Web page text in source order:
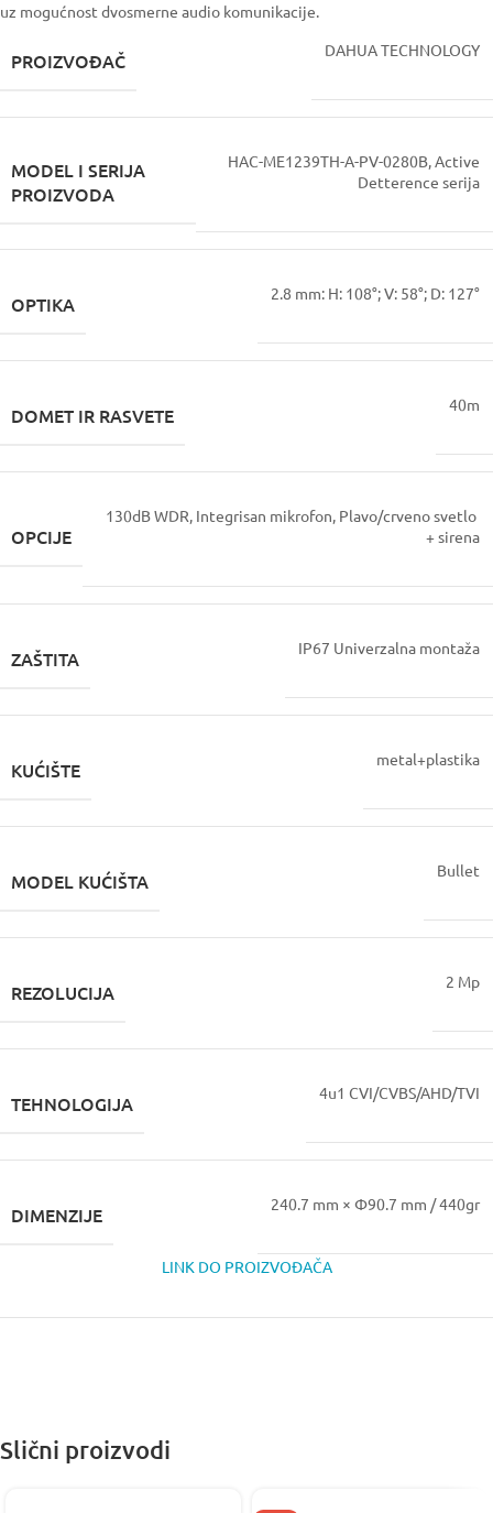
uz mogućnost dvosmerne audio komunikacije.
PROIZVOĐAČ DAHUA TECHNOLOGY
MODEL I SERIJA
PROIZVODA
HAC-ME1239TH-A-PV-0280B, Active
Detterence serija
OPTIKA 2.8 mm: H: 108°; V: 58°; D: 127°
DOMET IR RASVETE 40m
OPCIJE
130dB WDR, Integrisan mikrofon, Plavo/crveno svetlo
+ sirena
ZAŠTITA IP67 Univerzalna montaža
KUĆIŠTE metal+plastika
MODEL KUĆIŠTA Bullet
REZOLUCIJA 2 Mp
TEHNOLOGIJA 4u1 CVI/CVBS/AHD/TVI
DIMENZIJE 240.7 mm × Φ90.7 mm / 440gr
LINK DO PROIZVOĐAČA
Slični proizvodi